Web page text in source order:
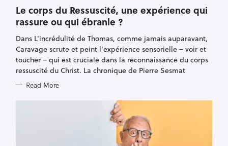
T
E
G
O
I
E
S
Le corps du Ressuscité, une expérience qui
rassure ou qui ébranle ?
Dans L'incrédulité de Thomas, comme jamais auparavant,
Caravage scrute et peint l’expérience sensorielle – voir et
toucher – qui est cruciale dans la reconnaissance du corps
ressuscité du Christ. La chronique de Pierre Sesmat
Read More